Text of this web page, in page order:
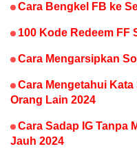
Cara Bengkel FB ke
100 Kode Redeem FF
Cara Mengarsipkan
Cara Mengetahui
Orang Lain 2024
Cara Sadap IG Tanpa
Jauh 2024